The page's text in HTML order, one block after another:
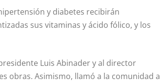
y diabetes recibirán
sus vitaminas y ácido fólico, y los
Luis Abinader y al director
obras. Asimismo, llamó a la comunidad a